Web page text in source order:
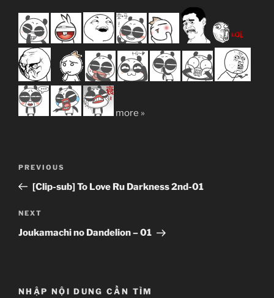
more »
Previous
Post
PREVIOUS
[Clip-sub] To Love Ru Darkness 2nd-01
Next
Post
NEXT
Joukamachi no Dandelion – 01
NHẬP NỘI DUNG CẦN TÌM